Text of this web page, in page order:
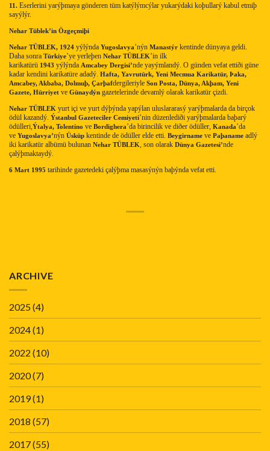
11. Eserlerini yarýþmaya gönderen tüm katýlýmcýlar yukarýdaki koþullarý kabul etmiþ
sayýlýr.
Nehar Tüblek’in Özgeçmiþi
Nehar TÜBLEK, 1924 yýlýnda Yugoslavya’nýn Manastýr kentinde dünyaya geldi.
Daha sonra Türkiye’ye yerleþen Nehar TÜBLEK’in ilk
karikatürü 1943 yýlýnda Amcabey Dergisi’nde yayýmlandý. O günden vefat ettiði güne
kadar kendini karikatüre adadý. Hafta, Yavrutürk, Yeni Mecmua Karikatür, Þaka,
Amcabey, Akbaba, Dolmuþ, Çarþafdergileriyle Son Posta, Dünya, Akþam, Yeni
Gazete, Hürriyet ve Günaydýn gazetelerinde devamlý olarak karikatür çizdi.
Nehar TÜBLEK yurt içi ve yurt dýþýnda yapýlan uluslararasý yarýþmalarda da birçok
ödül kazandý. Ýstanbul Gazeteciler Cemiyeti’nin düzenlediði yarýþmalarda baþarý
ödülleri, Ýtalya, Tolentino ve Bordighera’da birincilik ve diðer ödüller, Kanada’da
ve Yugoslavya’nýn Üsküp kentinde de ödüller elde etti. Beygirname ve Paþaname adlý
iki karikatür albümü bulunan Nehar TÜBLEK , son olarak Dünya Gazetesi’nde
çalýþmaktaydý.
6 Mart 1995 tarihinde gazetedeki çalýþma masasýnýn baþýnda vefat etti.
ARCHIVE
2025(4)
2024(1)
2022 (10)
2020(7)
2019(1)
2018 (57)
2017(55)